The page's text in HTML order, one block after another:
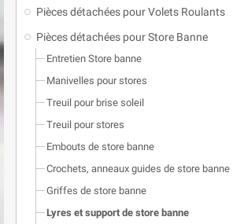
Pièces détachées pour Volets Roulants
Pièces détachées pour Store Banne
Entretien Store banne
Manivelles pour stores
Treuil pour brise soleil
Treuil pour stores
Embouts de store banne
Crochets, anneaux guides de store banne
Griffes de store banne
Lyres et support de store banne